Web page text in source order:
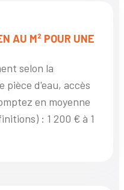
AU M² POUR UNE
selon la
pièce d'eau, accès
en moyenne
: 1 200 € à 1